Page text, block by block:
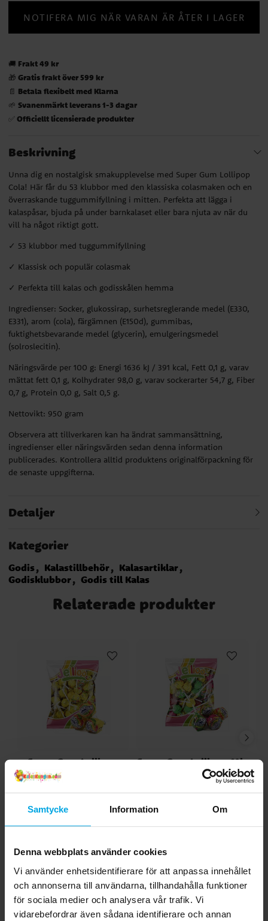
Samtycke Information Om
Denna webbplats använder cookies
Vi använder enhetsidentifierare för att anpassa innehållet
och annonserna till användarna, tillhandahålla funktioner
för sociala medier och analysera vår trafik. Vi
vidarebefordrar även sådana identifierare och annan
NOTIFERA MIG NÄR VARAN ÄR ÅTER I LAGER
🚚 Frakt 49 kr
🎁 Gratis frakt över 599 kr
📄 Betala flexibelt med Klarna
🌱 Svanenmärkt leverans 1-3 dagar
✅ Officiellt licensierade produkter
Beskrivning
Unna dig en nostalgisk smakupplevelse med Super Gum Lollipop
Cola! Här får du 53 klubbor med den klassiska colasmaken och en
överraskande tuggummifyllning i mitten. Perfekta att lägga i
kalaspåsar, bjuda på under barnkalaset eller bara njuta av när du
vill ha något riktigt gott.
✓ 53 klubbor med tuggummifyllning
✓ Klassisk och populär colasmak
✓ Perfekta till kalas och godisskålen hemma
Ingredienser: Socker, glukossirap, surhetsreglerande medel (E330,
E331), arom (cola), färgämnen (E150d), gummibas,
fuktighetsbevarande medel (glycerin), emulgeringsmedel
(solroslecitin).
Näringsvärde per 100 g: Energi 1636 kJ / 391 kcal, Fett 0,1 g, varav
mättat fett 0,1 g, Kolhydrater 98,0 g, varav sockerarter 54,7 g, Fiber
0,7 g, Protein 0,0 g, Salt 0,5 g.
Nettovikt: 950 gram
Observera att tillverkaren kan ha ändrat sammansättning,
ingredienser eller näringsvärden sedan denna information
publicerades. Kontrollera alltid produktens originalförpackning för
de senaste uppgifterna.
Detaljer
Kategorier
Godis Kalastillbehör
Kalasartiklar
Godisklubbor
Godis till Kalas
Relaterade produkter
Super Gum Lollipop
Lemon 53-pack
Pris:99,00 kr
99,00 kr
Super Gum Lollipop Mix
53-pack
Pris:99,00 kr
99,00 kr
Andra köpte även